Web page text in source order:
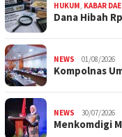
HUKUM, KABAR
Dana Hibah
NEWS 01/08/2026
Kompolnas
NEWS 30/07/2026
Menkomdigi